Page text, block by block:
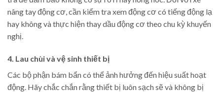
nâng tay động cơ, cần kiểm tra xem động cơ có tiếng động lạ
hay không và thực hiện thay dầu động cơ theo chu kỳ khuyến
nghị.
4. Lau chùi và vệ sinh thiết bị
Các bộ phận bám bẩn có thể ảnh hưởng đến hiệu suất hoạt
động. Hãy chắc chắn rằng thiết bị luôn sạch sẽ và không bị